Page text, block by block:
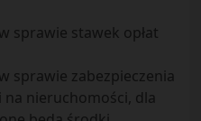
sprawie stawek opłat
sprawie zabezpieczenia
nieruchomości, dla